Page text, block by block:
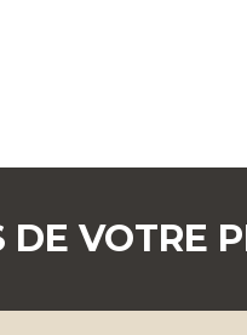
DE VOTRE